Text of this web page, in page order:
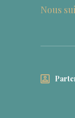
Nous